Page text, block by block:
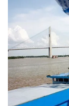
THỜI BÁO VTV
Theo dõi báo
Cơ quan chủ quản: